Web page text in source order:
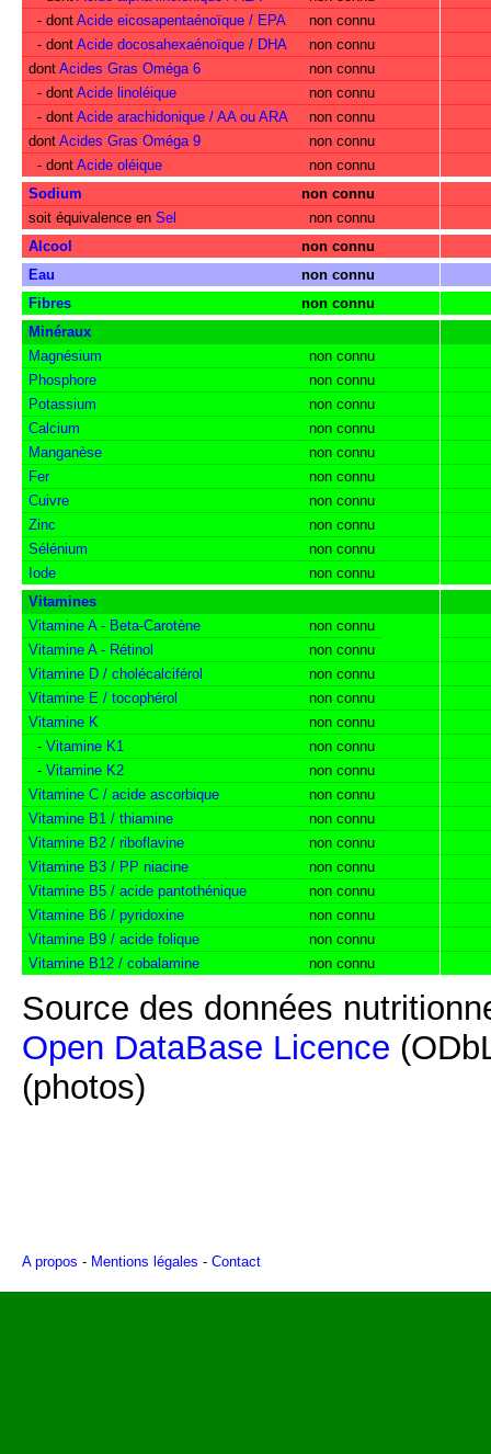
- dont Acide eicosapentaénoïque / EPA
non connu
- dont Acide docosahexaénoïque / DHA
non connu
dont Acides Gras Oméga 6
non connu
- dont Acide linoléique
non connu
- dont Acide arachidonique / AA ou ARA
non connu
dont Acides Gras Oméga 9
non connu
- dont Acide oléique
non connu
Sodium
non connu
soit équivalence en Sel
non connu
Alcool
non connu
Eau
non connu
Fibres
non connu
Minéraux
Magnésium
non connu
Phosphore
non connu
Potassium
non connu
Calcium
non connu
Manganèse
non connu
Fer
non connu
Cuivre
non connu
Zinc
non connu
Sélénium
non connu
Iode
non connu
Vitamines
Vitamine A - Beta-Carotène
non connu
Vitamine A - Rétinol
non connu
Vitamine D / cholécalciférol
non connu
Vitamine E / tocophérol
non connu
Vitamine K
non connu
- Vitamine K1
non connu
- Vitamine K2
non connu
Vitamine C / acide ascorbique
non connu
Vitamine B1 / thiamine
non connu
Vitamine B2 / riboflavine
non connu
Vitamine B3 / PP niacine
non connu
Vitamine B5 / acide pantothénique
non connu
Vitamine B6 / pyridoxine
non connu
Vitamine B9 / acide folique
non connu
Vitamine B12 / cobalamine
non connu
Source des données
Open DataBase Licence
(photos)
A propos - Mentions légales - Contact